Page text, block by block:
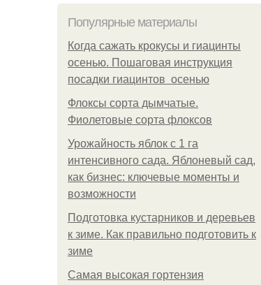
Популярные материалы
Когда сажать крокусы и гиацинты
осенью. Пошаговая инструкция
посадки гиацинтов осенью
Флоксы сорта дымчатые.
Фиолетовые сорта флоксов
Урожайность яблок с 1 га
интенсивного сада. Яблоневый сад,
как бизнес: ключевые моменты и
возможности
Подготовка кустарников и деревьев
к зиме. Как правильно подготовить к
зиме
Самая высокая гортензия